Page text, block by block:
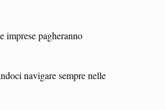
imprese pagheranno
navigare sempre nelle